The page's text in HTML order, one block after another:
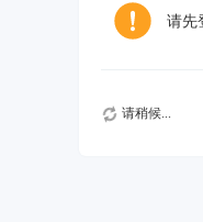
请先
请稍候...